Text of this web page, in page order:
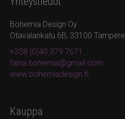
Bohemia Design Oy
Otavalankatu 6B, 33100 Tampere
+358 (0)40 379 7671
taina.bohemia@gmail.com
www.bohemiadesign.fi
Kauppa